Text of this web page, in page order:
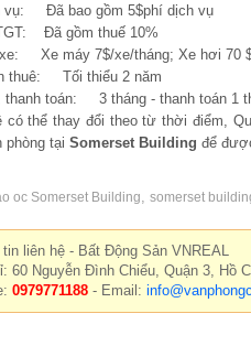
vụ: Đã bao gồm 5$phí dịch vụ
Đã gồm thuế 10%
Xe máy 7$/xe/tháng; Xe hơi 70
thuê: Tối thiểu 2 năm
thanh toán: 3 tháng - thanh toán 1
có thể thay đổi theo từ thời điểm,
phòng tại Somerset Building để
oc Somerset Building somerset
tin liên hệ - Bất Động Sản VNREAL
60 Nguyễn Đình Chiểu, Quận 3, Hồ
0979771188 - Email: